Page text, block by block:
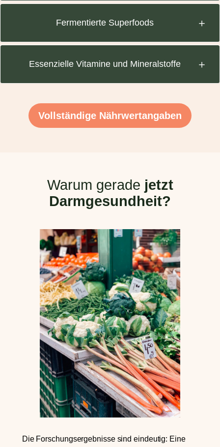
Fermentierte Superfoods
Essenzielle Vitamine und Mineralstoffe
Vollständige Nährwertangaben
Warum gerade jetzt
Darmgesundheit?
Die Forschungsergebnisse sind eindeutig: Eine